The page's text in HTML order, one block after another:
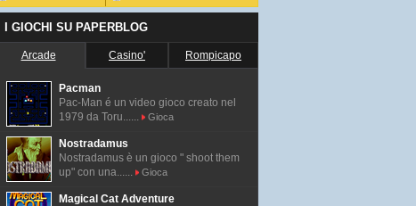
I GIOCHI SU PAPERBLOG
Arcade Casino' Rompicapo
Pacman
Pac-Man é un video gioco creato nel
1979 da Toru......
Gioca
Nostradamus
Nostradamus è un gioco " shoot them
up" con una......
Gioca
Magical Cat Adventure